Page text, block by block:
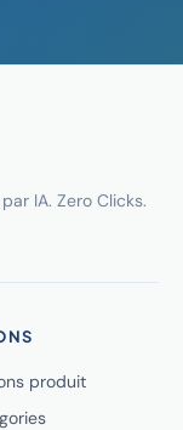
IA. Zero Clicks.
produit